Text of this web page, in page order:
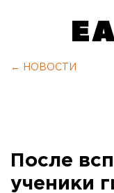
← НОВОСТИ
После
ученики